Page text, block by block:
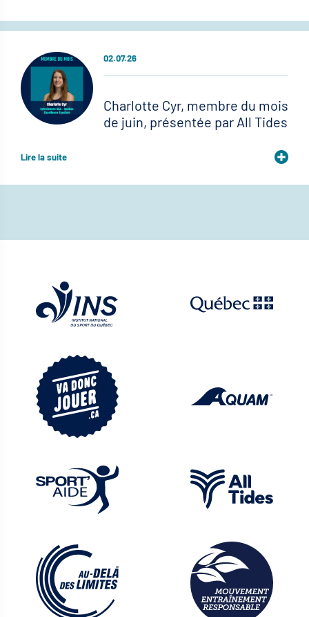
02.07.26
Charlotte Cyr, membre du mois
de juin, présentée par All Tides
Lire la suite